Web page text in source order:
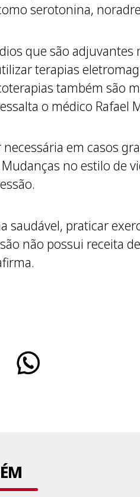
serotonina,
que são
terapias
também são
o médico Rafael
em casos
no estilo de
saudável, praticar
não possui receita